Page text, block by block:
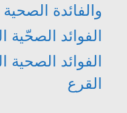
والفائدة الصحية
الفوائد الصحّية
الفوائد الصحية
القرع